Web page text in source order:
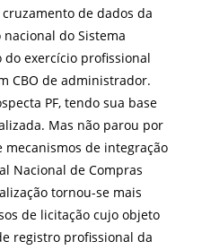
de dados da
nacional do Sistema
do exercício profissional
CBO de administrador.
PF, tendo sua base
Mas não parou por
de integração
Nacional de Compras
tornou-se mais
de licitação cujo objeto
registro profissional da